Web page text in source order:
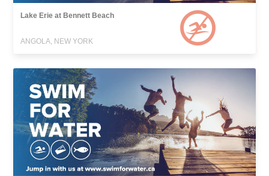
Lake Erie at Bennett Beach
ANGOLA, NEW YORK